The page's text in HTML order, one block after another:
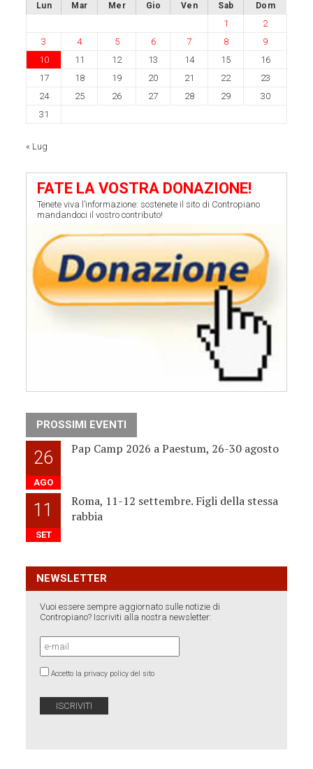
Lun Mar Mer Gio Ven Sab Dom
1
2
3
4 5 6 7 8
9
10
11 12 13 14 15
16
17
18 19 20 21 22
23
24
25 26 27 28 29
30
31
« Lug
FATE LA VOSTRA DONAZIONE!
Tenete viva l’informazione: sostenete il sito di Contropiano
mandandoci il vostro contributo!
PROSSIMI EVENTI
26
AGO
Pap Camp 2026 a Paestum, 26-30 agosto
11
SET
Roma, 11-12 settembre. Figli della stessa
rabbia
NEWSLETTER
Vuoi essere sempre aggiornato sulle notizie di
Contropiano? Iscriviti alla nostra newsletter:
Accetto la privacy policy del sito